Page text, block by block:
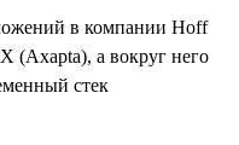
в компании Hoff
(Axapta), а вокруг него
стек